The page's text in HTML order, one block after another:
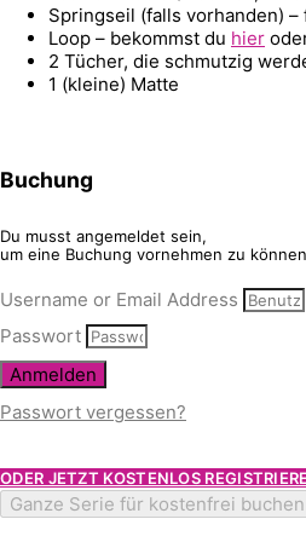
Springseil (falls vorhanden) –
Loop – bekommst du hier
2 Tücher, die schmutzig
1 (kleine) Matte
Buchung
Du musst angemeldet sein,
um eine Buchung vornehmen zu
Username or Email Address
Passwort
Anmelden
Passwort vergessen?
ODER JETZT KOSTENLOS
Ganze Serie für kostenfrei buchen